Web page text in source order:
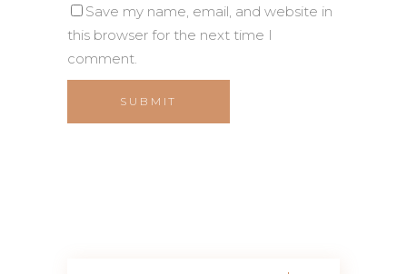
Save my name, email, and website in
this browser for the next time I
comment.